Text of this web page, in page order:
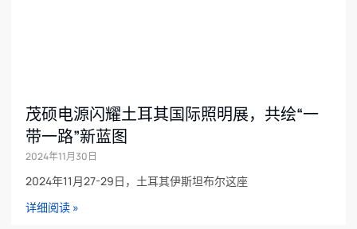
茂硕电源闪耀土耳其国际照明展，共绘“一
带一路”新蓝图
2024年11月30日
2024年11月27-29日，土耳其伊斯坦布尔这座
详细阅读 »